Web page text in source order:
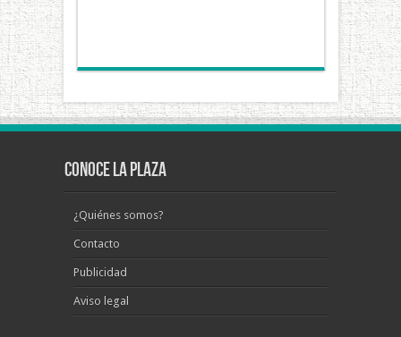
Conoce La Plaza
¿Quiénes somos?
Contacto
Publicidad
Aviso legal